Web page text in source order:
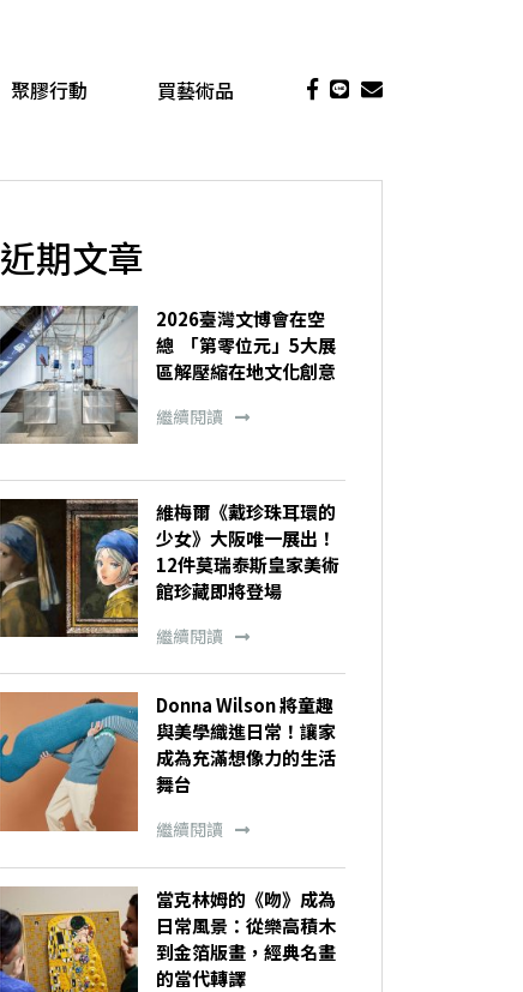
聚膠行動 買藝術品
近期文章
2026臺灣文博會在空
總 「第零位元」5大展
區解壓縮在地文化創意
繼續閱讀
維梅爾《戴珍珠耳環的
少女》大阪唯一展出！
12件莫瑞泰斯皇家美術
館珍藏即將登場
繼續閱讀
Donna Wilson 將童趣
與美學織進日常！讓家
成為充滿想像力的生活
舞台
繼續閱讀
當克林姆的《吻》成為
日常風景：從樂高積木
到金箔版畫，經典名畫
的當代轉譯